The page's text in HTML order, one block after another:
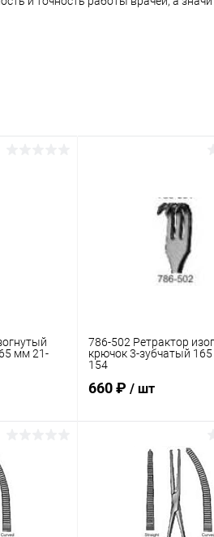
мм 21-
Сравнение
В наличии
786-502 Ретрактор
крючок 3-зубчатый
154
660 ₽ / шт
В корзину
Купить в 1 клик
В избранное В